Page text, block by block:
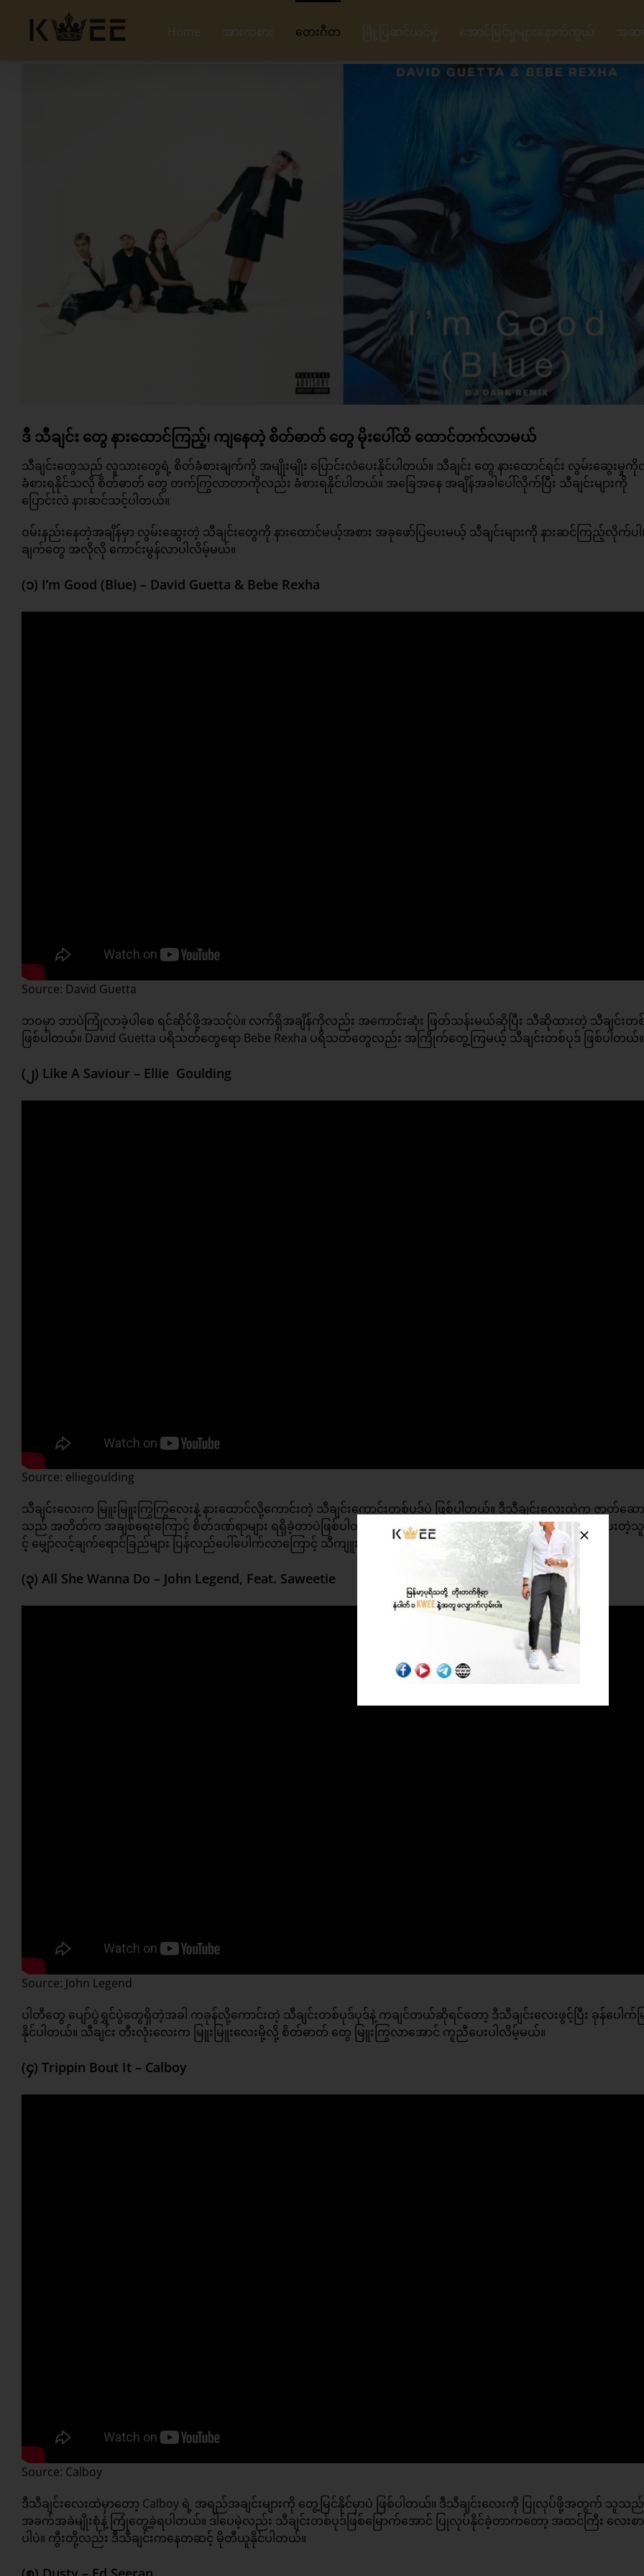
content
Home အားကစား တေးဂီတ မြို့ပြဆင်ယင်မှု အောင်မြင်မှုများနောက်ကွယ် အဆ
ဒီ သီချင်း တွေ နားထောင်ကြည့်၊ ကျနေတဲ့ စိတ်ဓာတ် တွေ မိုးပေါ်ထိ ထောင်တက်လာမယ်
သီချင်းတွေသည် လူသားတွေရဲ့ စိတ်ခံစားချက်ကို အမျိုးမျိုး ပြောင်းလဲပေးနိုင်ပါတယ်။ သီချင်း တွေ နားထောင်ရင်း လွမ်းဆွေးမှု
ခံစားရနိုင်သလို စိတ်ဓာတ် တွေ တက်ကြွလာတာကိုလည်း ခံစားရနိုင်ပါတယ်။ အခြေအနေ အချိန်အခါပေါ်လိုက်ပြီး သီချင်းများကို
ပြောင်းလဲ နားဆင်သင့်ပါတယ်။
ဝမ်းနည်းနေတဲ့အချိန်မှာ လွမ်းဆွေးတဲ့ သီချင်းတွေကို နားထောင်မယ့်အစား အခုဖော်ပြပေးမယ့် သီချင်းများကို နားဆင်ကြည့်လိုက်ပါ
ချက်တွေ အလိုလို ကောင်းမွန်လာပါလိမ့်မယ်။
(၁) I’m Good (Blue) – David Guetta & Bebe Rexha
Source: David Guetta
ဘဝမှာ ဘာပဲကြုံလာခဲ့ပါစေ ရင်ဆိုင်ဖို့အသင့်ပဲ။ လက်ရှိအချိန်ကိုလည်း အကောင်းဆုံး ဖြတ်သန်းမယ်ဆိုပြီး သီဆိုထားတဲ့ သီချင်းတ
ဖြစ်ပါတယ်။ David Guetta ပရိသတ်တွေရော Bebe Rexha ပရိသတ်တွေလည်း အကြိုက်တွေ့ကြမယ့် သီချင်းတစ်ပုဒ် ဖြစ်ပါတယ်။
(၂) Like A Saviour – Ellie Goulding
Source: elliegoulding
သီချင်းလေးက မြူးမြူးကြွကြွလေးနဲ့ နားထောင်လို့ကောင်းတဲ့ သီချင်းကောင်းတစ်ပုဒ်ပဲ ဖြစ်ပါတယ်။ ဒီသီချင်းလေးထဲက ဇာတ်ဆေ
သည် အတိတ်က အချစ်ရေးကြောင့် စိတ်ဒဏ်ရာများ ရရှိခဲ့တာပဲဖြစ်ပါတယ်။ ဒါပေမဲ့ လက်ရှိအချိန်မှာတော့ သူ့ကို ကယ်တင်ပေးတဲ့သူ
င့် မျှော်လင့်ချက်ရောင်ခြည်များ ပြန်လည်ပေါ်ပေါက်လာကြောင့် သီကျူးထားတာပဲ ဖြစ်ပါတယ်။
(၃) All She Wanna Do – John Legend, Feat. Saweetie
Source: John Legend
ပါတီတွေ ပျော်ပွဲရွှင်ပွဲတွေရှိတဲ့အခါ ကခုန်လို့ကောင်းတဲ့ သီချင်းတစ်ပုဒ်ပုဒ်နဲ့ ကချင်တယ်ဆိုရင်တော့ ဒီသီချင်းလေးဖွင့်ပြီး ခုန်ပေါက်
နိုင်ပါတယ်။ သီချင်း တီးလုံးလေးက မြူးမြူးလေးမို့လို့ စိတ်ဓာတ် တွေ မြူးကြွလာအောင် ကူညီပေးပါလိမ့်မယ်။
(၄) Trippin Bout It – Calboy
Source: Calboy
ဒီသီချင်းလေးထဲမှာတော့ Calboy ရဲ့ အရည်အချင်းများကို တွေ့မြင်နိုင်မှာပဲ ဖြစ်ပါတယ်။ ဒီသီချင်းလေးကို ပြုလုပ်ဖို့အတွက် သူသည်
အခက်အခဲမျိုးစုံနဲ့ ကြုံတွေ့ခဲ့ရပါတယ်။ ဒါပေမဲ့လည်း သီချင်းတစ်ပုဒ်ဖြစ်မြောက်အောင် ပြုလုပ်နိုင်ခဲ့တာကတော့ အထင်ကြီး လေးစာ
ပါပဲ။ ကွီးတို့လည်း ဒီသီချင်းကနေတဆင့် မိုတီယူနိုင်ပါတယ်။